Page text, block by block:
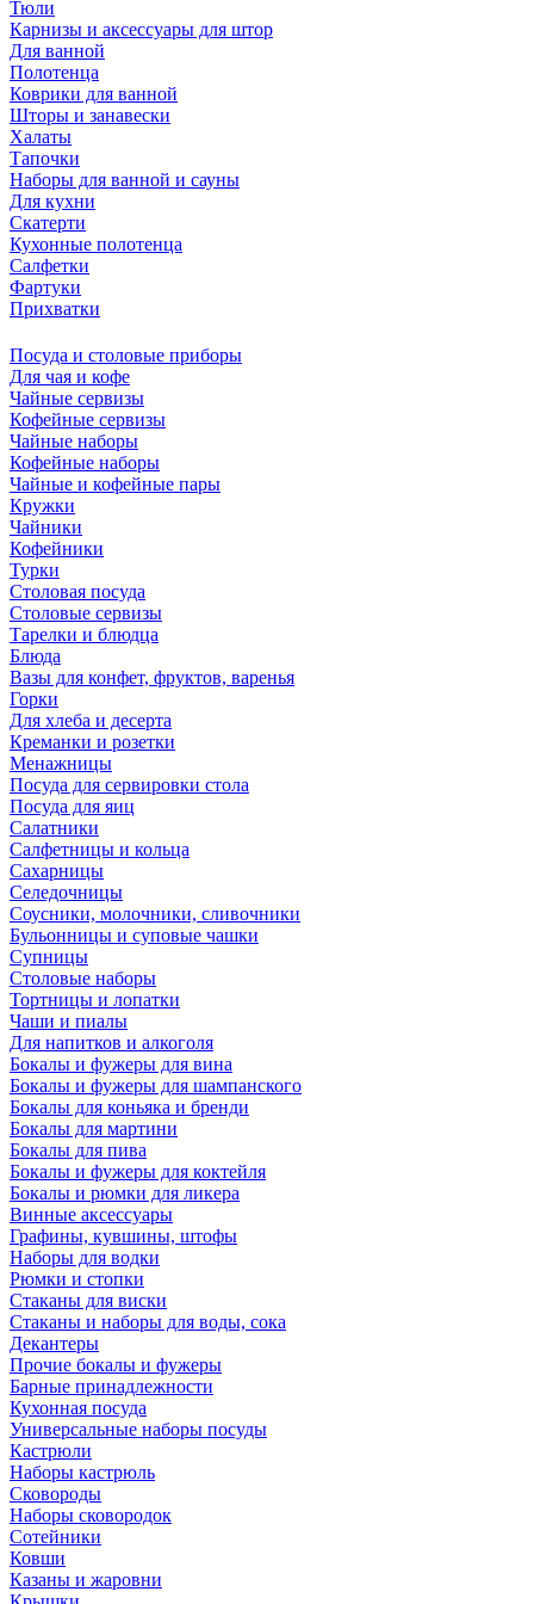
Тюли
Карнизы и аксессуары для штор
Для ванной
Полотенца
Коврики для ванной
Шторы и занавески
Халаты
Тапочки
Наборы для ванной и сауны
Для кухни
Скатерти
Кухонные полотенца
Салфетки
Фартуки
Прихватки
Посуда и столовые приборы
Для чая и кофе
Чайные сервизы
Кофейные сервизы
Чайные наборы
Кофейные наборы
Чайные и кофейные пары
Кружки
Чайники
Кофейники
Турки
Столовая посуда
Столовые сервизы
Тарелки и блюдца
Блюда
Вазы для конфет, фруктов, варенья
Горки
Для хлеба и десерта
Креманки и розетки
Менажницы
Посуда для сервировки стола
Посуда для яиц
Салатники
Салфетницы и кольца
Сахарницы
Селедочницы
Соусники, молочники, сливочники
Бульонницы и суповые чашки
Супницы
Столовые наборы
Тортницы и лопатки
Чаши и пиалы
Для напитков и алкоголя
Бокалы и фужеры для вина
Бокалы и фужеры для шампанского
Бокалы для коньяка и бренди
Бокалы для мартини
Бокалы для пива
Бокалы и фужеры для коктейля
Бокалы и рюмки для ликера
Винные аксессуары
Графины, кувшины, штофы
Наборы для водки
Рюмки и стопки
Стаканы для виски
Стаканы и наборы для воды, сока
Декантеры
Прочие бокалы и фужеры
Барные принадлежности
Кухонная посуда
Универсальные наборы посуды
Кастрюли
Наборы кастрюль
Сковороды
Наборы сковородок
Сотейники
Ковши
Казаны и жаровни